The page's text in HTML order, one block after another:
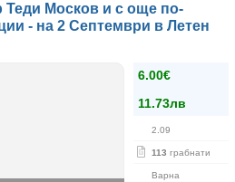
Москов и с още по-
- на 2 Септември в Летен
6.00€
11.73лв
2.09
113 грабнати
Варна